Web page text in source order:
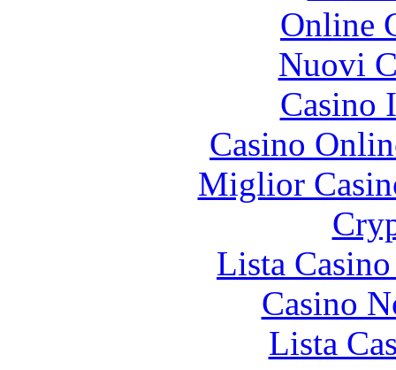
Online
Nuovi
Casino
Casino
Miglior
Lista
Casino
Lista